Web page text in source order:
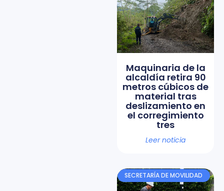
Maquinaria de la
alcaldía retira 90
metros cúbicos de
material tras
deslizamiento en
el corregimiento
tres
Leer noticia
SECRETARÍA DE MOVILIDAD